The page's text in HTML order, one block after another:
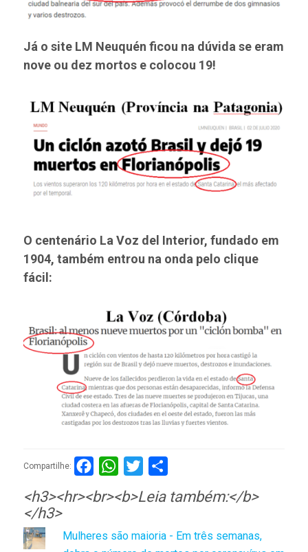
Já o site LM Neuquén ficou na dúvida se eram
nove ou dez mortos e colocou 19!
O centenário La Voz del Interior, fundado em
1904, também entrou na onda pelo clique
fácil:
Compartilhe: FacebookWhatsApp
Twitter
<h3><hr><br><b>Leia também:</b>
</h3>
Mulheres são maioria - Em três semanas,